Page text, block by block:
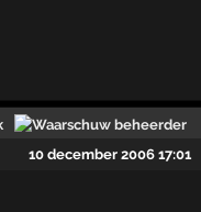
10 december 2006 17:01